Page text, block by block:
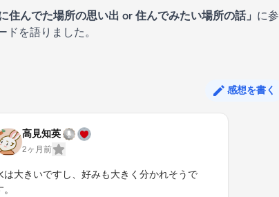
住んでた場所の思い出 or 住んでみたい場所の話」 に参
を語りました。
感想を書く
高見知英
2ヶ月前
は大きいですし、好みも大きく分かれそうで